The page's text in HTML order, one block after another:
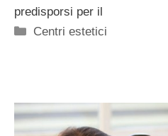
predisporsi per il
Categorie
Centri estetici